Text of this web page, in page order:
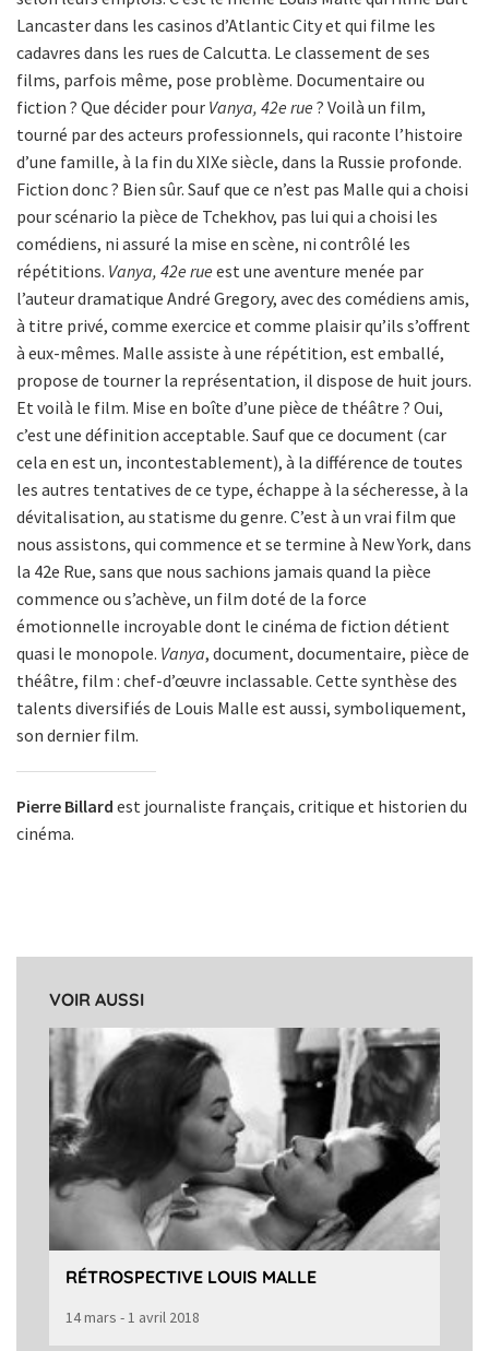
Lancaster dans les casinos d’Atlantic City et qui filme les
cadavres dans les rues de Calcutta. Le classement de ses
films, parfois même, pose problème. Documentaire ou
fiction ? Que décider pour Vanya, 42e rue ? Voilà un film,
tourné par des acteurs professionnels, qui raconte l’histoire
d’une famille, à la fin du XIXe siècle, dans la Russie profonde.
Fiction donc ? Bien sûr. Sauf que ce n’est pas Malle qui a choisi
pour scénario la pièce de Tchekhov, pas lui qui a choisi les
comédiens, ni assuré la mise en scène, ni contrôlé les
répétitions. Vanya, 42e rue est une aventure menée par
l’auteur dramatique André Gregory, avec des comédiens amis,
à titre privé, comme exercice et comme plaisir qu’ils s’offrent
à eux-mêmes. Malle assiste à une répétition, est emballé,
propose de tourner la représentation, il dispose de huit jours.
Et voilà le film. Mise en boîte d’une pièce de théâtre ? Oui,
c’est une définition acceptable. Sauf que ce document (car
cela en est un, incontestablement), à la différence de toutes
les autres tentatives de ce type, échappe à la sécheresse, à la
dévitalisation, au statisme du genre. C’est à un vrai film que
nous assistons, qui commence et se termine à New York, dans
la 42e Rue, sans que nous sachions jamais quand la pièce
commence ou s’achève, un film doté de la force
émotionnelle incroyable dont le cinéma de fiction détient
quasi le monopole. Vanya, document, documentaire, pièce de
théâtre, film : chef-d’œuvre inclassable. Cette synthèse des
talents diversifiés de Louis Malle est aussi, symboliquement,
son dernier film.
Pierre Billard est journaliste français, critique et historien du
cinéma.
VOIR AUSSI
RÉTROSPECTIVE LOUIS MALLE
14 mars - 1 avril 2018